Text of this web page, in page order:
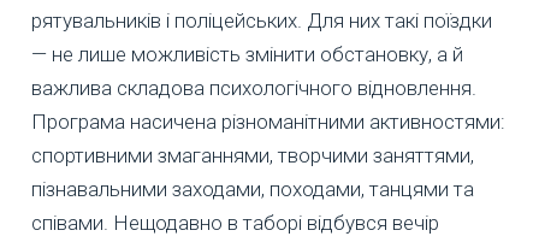
рятувальників і поліцейських. Для них такі поїздки
— не лише можливість змінити обстановку, а й
важлива складова психологічного відновлення.
Програма насичена різноманітними активностями:
спортивними змаганнями, творчими заняттями,
пізнавальними заходами, походами, танцями та
співами. Нещодавно в таборі відбувся вечір